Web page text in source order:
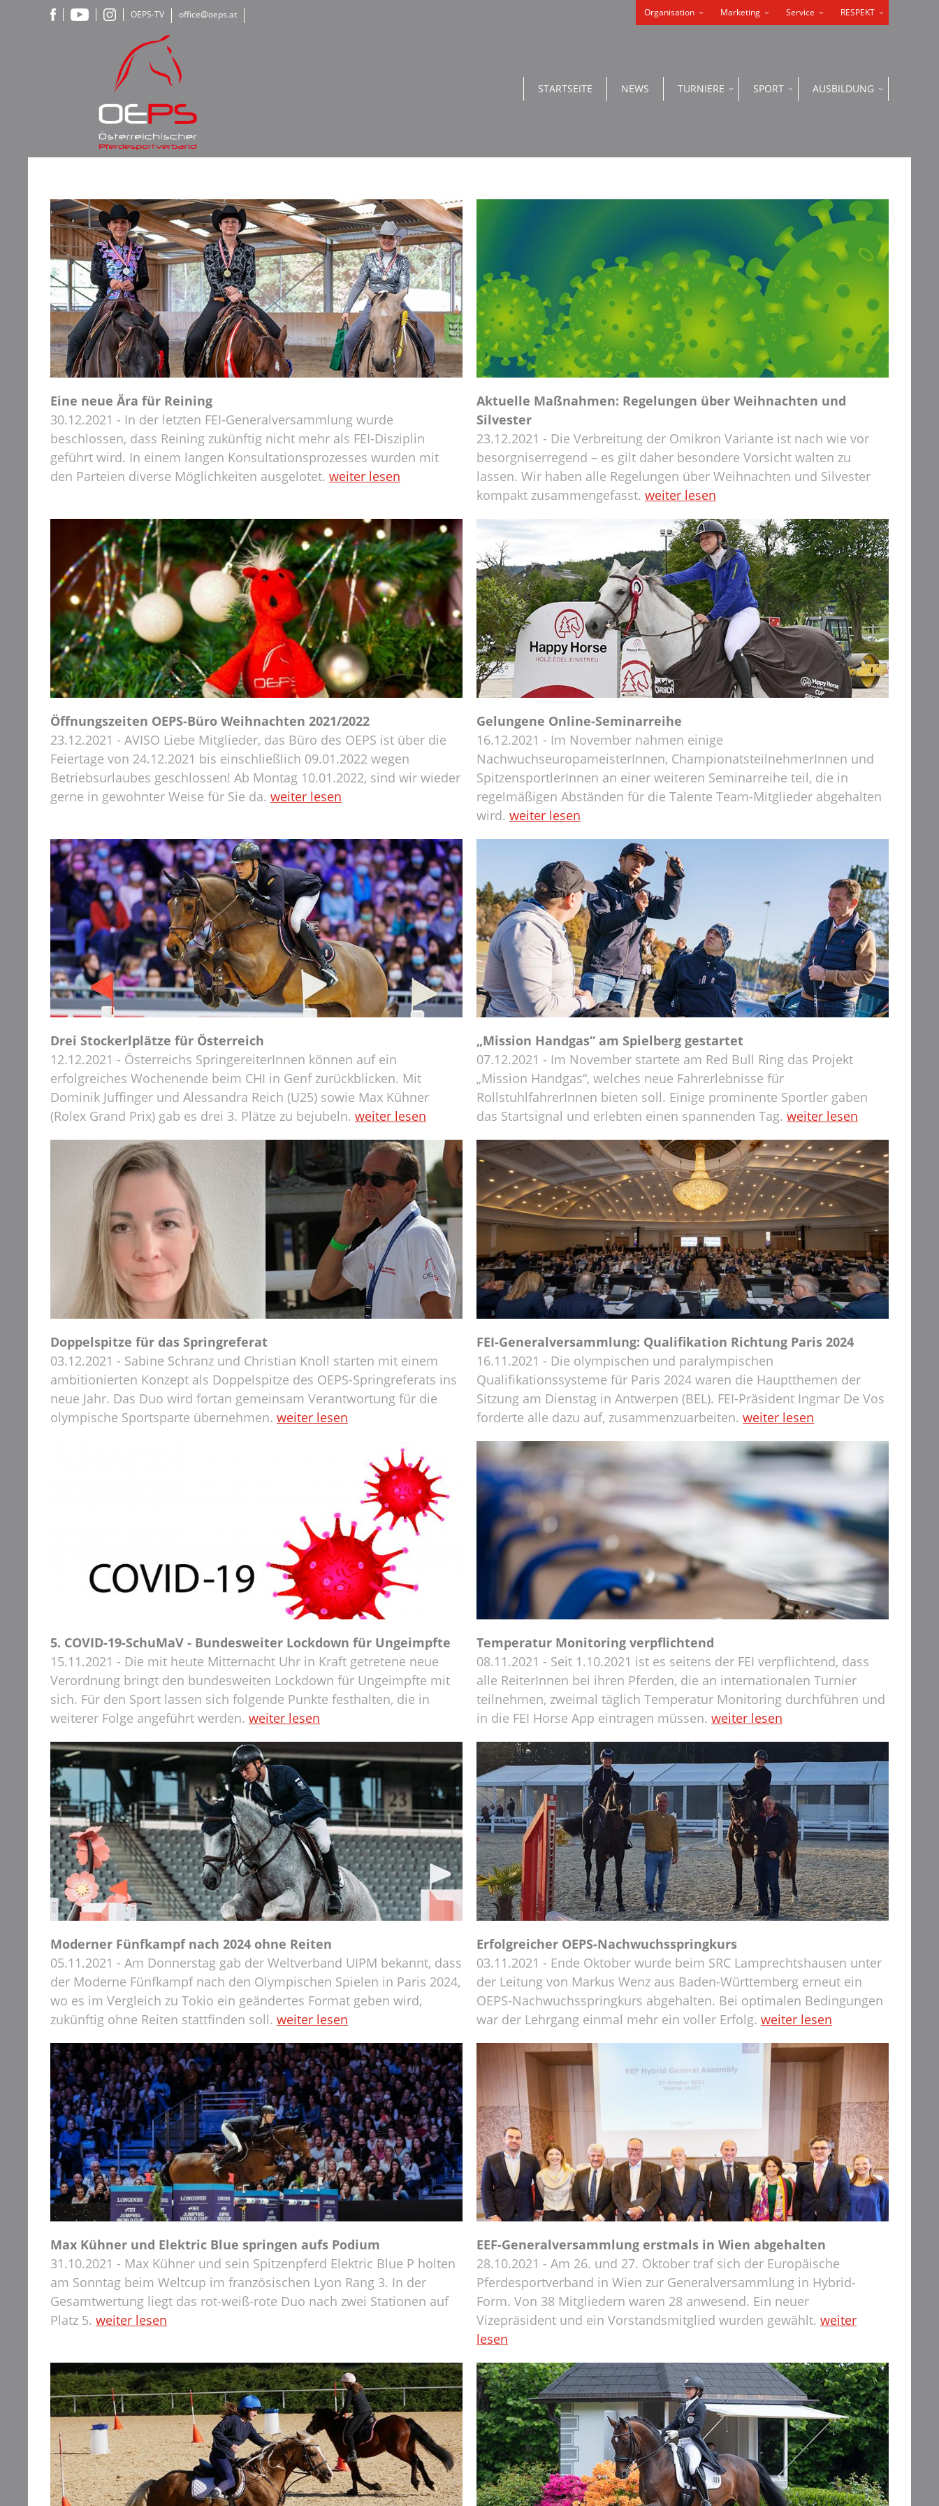
Organisation Marketing Service RESPEKT
STARTSEITE NEWS TURNIERE SPORT AUSBILDUNG
OEPS-TV office@oeps.at
Eine neue Ära für Reining
30.12.2021 - In der letzten FEI-Generalversammlung wurde
beschlossen, dass Reining zukünftig nicht mehr als FEI-Disziplin
geführt wird. In einem langen Konsultationsprozesses wurden mit
den Parteien diverse Möglichkeiten ausgelotet. weiter lesen
Aktuelle Maßnahmen: Regelungen über Weihnachten und
Silvester
23.12.2021 - Die Verbreitung der Omikron Variante ist nach wie vor
besorgniserregend – es gilt daher besondere Vorsicht walten zu
lassen. Wir haben alle Regelungen über Weihnachten und Silvester
kompakt zusammengefasst. weiter lesen
Öffnungszeiten OEPS-Büro Weihnachten 2021/2022
23.12.2021 - AVISO Liebe Mitglieder, das Büro des OEPS ist über die
Feiertage von 24.12.2021 bis einschließlich 09.01.2022 wegen
Betriebsurlaubes geschlossen! Ab Montag 10.01.2022, sind wir wieder
gerne in gewohnter Weise für Sie da. weiter lesen
Gelungene Online-Seminarreihe
16.12.2021 - Im November nahmen einige
NachwuchseuropameisterInnen, ChampionatsteilnehmerInnen und
SpitzensportlerInnen an einer weiteren Seminarreihe teil, die in
regelmäßigen Abständen für die Talente Team-Mitglieder abgehalten
wird. weiter lesen
Drei Stockerlplätze für Österreich
12.12.2021 - Österreichs SpringereiterInnen können auf ein
erfolgreiches Wochenende beim CHI in Genf zurückblicken. Mit
Dominik Juffinger und Alessandra Reich (U25) sowie Max Kühner
(Rolex Grand Prix) gab es drei 3. Plätze zu bejubeln. weiter lesen
„Mission Handgas“ am Spielberg gestartet
07.12.2021 - Im November startete am Red Bull Ring das Projekt
„Mission Handgas“, welches neue Fahrerlebnisse für
RollstuhlfahrerInnen bieten soll. Einige prominente Sportler gaben
das Startsignal und erlebten einen spannenden Tag. weiter lesen
Doppelspitze für das Springreferat
03.12.2021 - Sabine Schranz und Christian Knoll starten mit einem
ambitionierten Konzept als Doppelspitze des OEPS-Springreferats ins
neue Jahr. Das Duo wird fortan gemeinsam Verantwortung für die
olympische Sportsparte übernehmen. weiter lesen
FEI-Generalversammlung: Qualifikation Richtung Paris 2024
16.11.2021 - Die olympischen und paralympischen
Qualifikationssysteme für Paris 2024 waren die Hauptthemen der
Sitzung am Dienstag in Antwerpen (BEL). FEI-Präsident Ingmar De Vos
forderte alle dazu auf, zusammenzuarbeiten. weiter lesen
5. COVID-19-SchuMaV - Bundesweiter Lockdown für Ungeimpfte
15.11.2021 - Die mit heute Mitternacht Uhr in Kraft getretene neue
Verordnung bringt den bundesweiten Lockdown für Ungeimpfte mit
sich. Für den Sport lassen sich folgende Punkte festhalten, die in
weiterer Folge angeführt werden. weiter lesen
Temperatur Monitoring verpflichtend
08.11.2021 - Seit 1.10.2021 ist es seitens der FEI verpflichtend, dass
alle ReiterInnen bei ihren Pferden, die an internationalen Turnier
teilnehmen, zweimal täglich Temperatur Monitoring durchführen und
in die FEI Horse App eintragen müssen. weiter lesen
Moderner Fünfkampf nach 2024 ohne Reiten
05.11.2021 - Am Donnerstag gab der Weltverband UIPM bekannt, dass
der Moderne Fünfkampf nach den Olympischen Spielen in Paris 2024,
wo es im Vergleich zu Tokio ein geändertes Format geben wird,
zukünftig ohne Reiten stattfinden soll. weiter lesen
Erfolgreicher OEPS-Nachwuchsspringkurs
03.11.2021 - Ende Oktober wurde beim SRC Lamprechtshausen unter
der Leitung von Markus Wenz aus Baden-Württemberg erneut ein
OEPS-Nachwuchsspringkurs abgehalten. Bei optimalen Bedingungen
war der Lehrgang einmal mehr ein voller Erfolg. weiter lesen
Max Kühner und Elektric Blue springen aufs Podium
31.10.2021 - Max Kühner und sein Spitzenpferd Elektric Blue P holten
am Sonntag beim Weltcup im französischen Lyon Rang 3. In der
Gesamtwertung liegt das rot-weiß-rote Duo nach zwei Stationen auf
Platz 5. weiter lesen
EEF-Generalversammlung erstmals in Wien abgehalten
28.10.2021 - Am 26. und 27. Oktober traf sich der Europäische
Pferdesportverband in Wien zur Generalversammlung in Hybrid-
Form. Von 38 Mitgliedern waren 28 anwesend. Ein neuer
Vizepräsident und ein Vorstandsmitglied wurden gewählt. weiter
lesen